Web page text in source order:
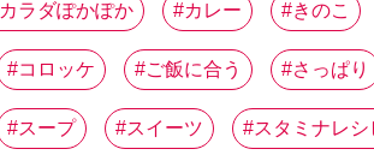
カラダぽかぽか カレー きのこ
コロッケ ご飯に合う さっぱり
スープ スイーツ スタミナレシ